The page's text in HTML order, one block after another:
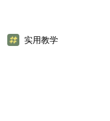
实用教学